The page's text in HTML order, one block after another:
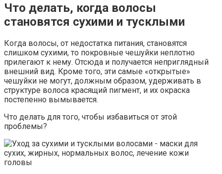
Что делать, когда волосы
становятся сухими и тусклыми
Когда волосы, от недостатка питания, становятся
слишком сухими, то покровные чешуйки неплотно
прилегают к нему. Отсюда и получается неприглядный
внешний вид. Кроме того, эти самые «открытые»
чешуйки не могут, должным образом, удерживать в
структуре волоса красящий пигмент, и их окраска
постепенно вымывается.
Что делать для того, чтобы избавиться от этой
проблемы?